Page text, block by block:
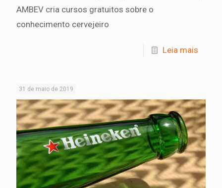
AMBEV cria cursos gratuitos sobre o
conhecimento cervejeiro
Leia mais
31 de maio de 2019